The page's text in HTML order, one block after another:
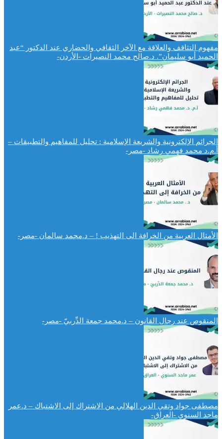
مفهوم التثاقف والعلاقة مع الآخر الثقافي والحضاري عند الدكتور “عبد
الحميد أبو سليمان”. د.صالح محمد النصيرات -الأردن-
الجرائم الإلكترونية والشريعة الإسلامية : تحليل للمفاهيم والتطبيقات –
أ.م.د محمد فهمي رشاد -مصر-
الأمثال العربية من الخرافة الى التهذيب ! – د.محمد سالمان -مصر-
المنقوص عند رجال القانون – د.محمد جمعة الدِّربيّ -مصر-
مصطفى جواد وتقي الدين الهلالي من الاشتراك إلى الاشتباك – د.عمر
ماجد السنوي -العراق-